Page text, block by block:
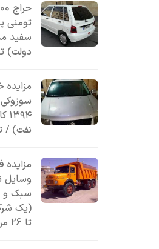
دولت) تا 20 مرداد
نفت) / تا 19 مرداد
مزایده
وسایل
سبک و
(یک
تا 26 مرداد 1405